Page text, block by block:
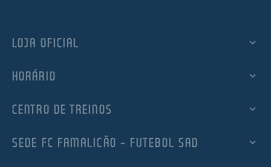
LOJA OFICIAL
HORÁRIO
CENTRO DE TREINOS
SEDE FC FAMALICÃO – FUTEBOL SAD